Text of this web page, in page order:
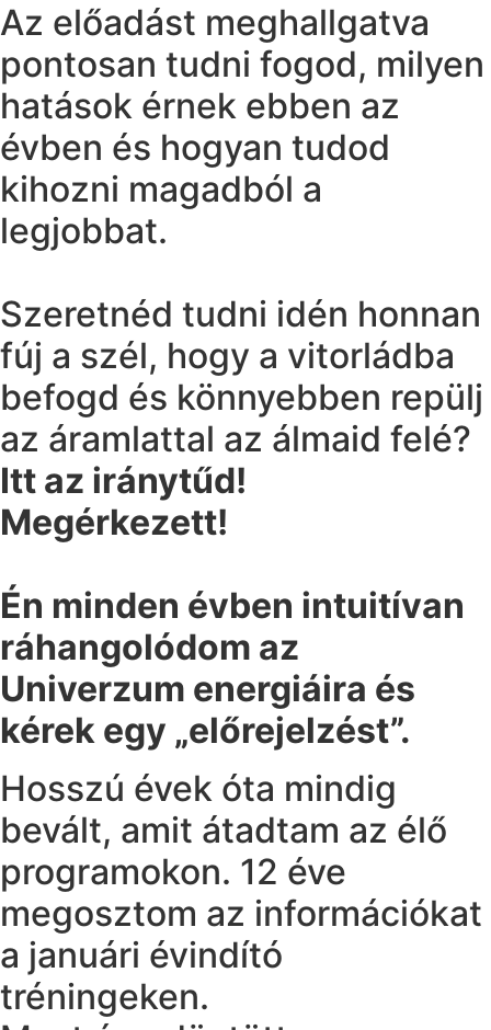
Az előadást meghallgatva
pontosan tudni fogod, milyen
hatások érnek ebben az
évben és hogyan tudod
kihozni magadból a
legjobbat.
Szeretnéd tudni idén honnan
fúj a szél, hogy a vitorládba
befogd és könnyebben repülj
az áramlattal az álmaid felé?
Itt az iránytűd!
Megérkezett!
Én minden évben intuitívan
ráhangolódom az
Univerzum energiáira és
kérek egy „előrejelzést”.
Hosszú évek óta mindig
bevált, amit átadtam az élő
programokon. 12 éve
megosztom az információkat
a januári évindító
tréningeken.